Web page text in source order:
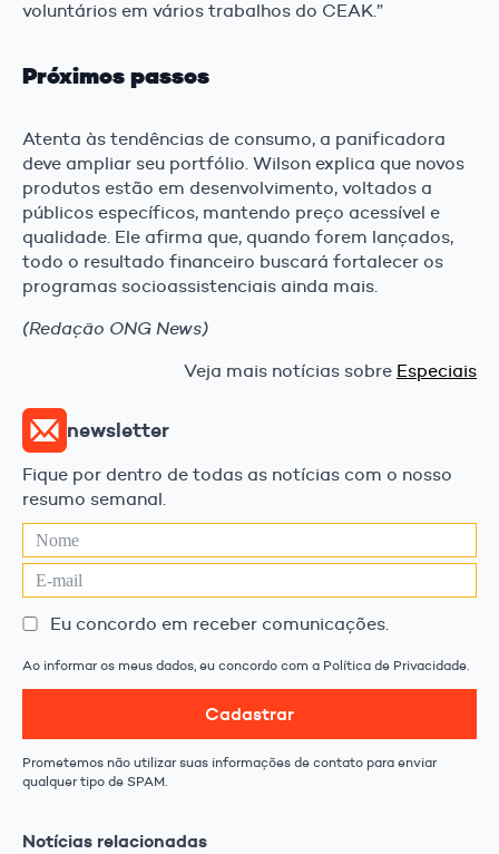
voluntários em vários trabalhos do CEAK.”
Próximos passos
Atenta às tendências de consumo, a panificadora
deve ampliar seu portfólio. Wilson explica que novos
produtos estão em desenvolvimento, voltados a
públicos específicos, mantendo preço acessível e
qualidade. Ele afirma que, quando forem lançados,
todo o resultado financeiro buscará fortalecer os
programas socioassistenciais ainda mais.
(Redação ONG News)
Veja mais notícias sobre Especiais
newsletter
Fique por dentro de todas as notícias com o nosso
resumo semanal.
Eu concordo em receber comunicações.
Ao informar os meus dados, eu concordo com a Política de Privacidade.
Cadastrar
Prometemos não utilizar suas informações de contato para enviar
qualquer tipo de SPAM.
Notícias relacionadas